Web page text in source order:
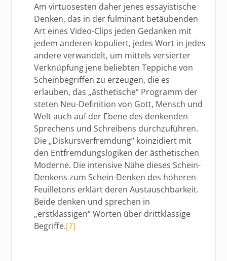
Am virtuosesten daher jenes essayistische
Denken, das in der fulminant betäubenden
Art eines Video-Clips jeden Gedanken mit
jedem anderen kopuliert, jedes Wort in jedes
andere verwandelt, um mittels versierter
Verknüpfung jene beliebten Teppiche von
Scheinbegriffen zu erzeugen, die es
erlauben, das „ästhetische“ Programm der
steten Neu-Definition von Gott, Mensch und
Welt auch auf der Ebene des denkenden
Sprechens und Schreibens durchzuführen.
Die „Diskursverfremdung“ koinzidiert mit
den Entfremdungslogiken der ästhetischen
Moderne. Die intensive Nähe dieses Schein-
Denkens zum Schein-Denken des höheren
Feuilletons erklärt deren Austauschbarkeit.
Beide denken und sprechen in
„erstklassigen“ Worten über drittklassige
Begriffe.[7]